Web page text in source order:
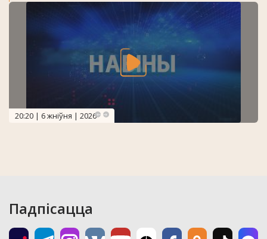
20:20 | 6 жніўня | 2026
Падпісацца